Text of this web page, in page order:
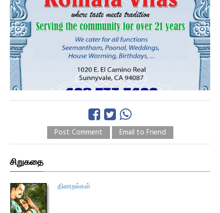
Post Comment Email to Friend
சிறுகதை
திணறல்கள்